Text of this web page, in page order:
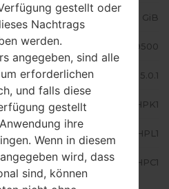
1.43 GiB
Samsung GT-I9500
Android Lollipop 5.0.1
I9500XXUHPK1
I9500OXEHPL1
I9500XXUHPC1
gestellt oder
Nachtrags
werden.
angegeben, sind alle
erforderlichen
und falls diese
gestellt
ihre
Wenn in diesem
wird, dass
sind, können